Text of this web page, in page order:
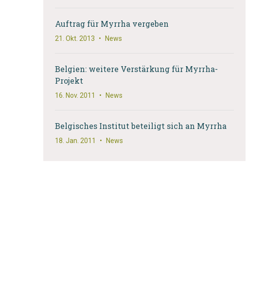
Auftrag für Myrrha vergeben
21. Okt. 2013 • News
Belgien: weitere Verstärkung für Myrrha-
Projekt
16. Nov. 2011 • News
Belgisches Institut beteiligt sich an Myrrha
18. Jan. 2011 • News